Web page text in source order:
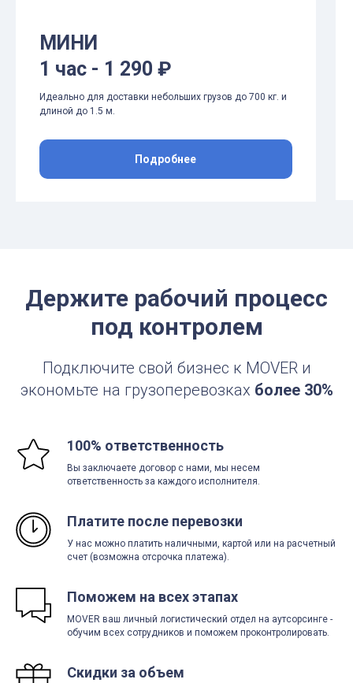
МИНИ
1 час - 1 290 ₽
Идеально для доставки небольших грузов до 700 кг. и
длиной до 1.5 м.
Подробнее
Держите рабочий процесс
под контролем
Подключите свой бизнес к MOVER и
экономьте на грузоперевозках более 30%
100% ответственность
Вы заключаете договор с нами, мы несем
ответственность за каждого исполнителя.
Платите после перевозки
У нас можно платить наличными, картой или на расчетный
счет (возможна отсрочка платежа).
Поможем на всех этапах
MOVER ваш личный логистический отдел на аутсорсинге -
обучим всех сотрудников и поможем проконтролировать.
Скидки за объем